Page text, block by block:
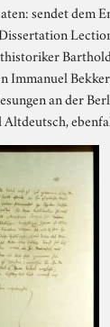
sendet dem
an der